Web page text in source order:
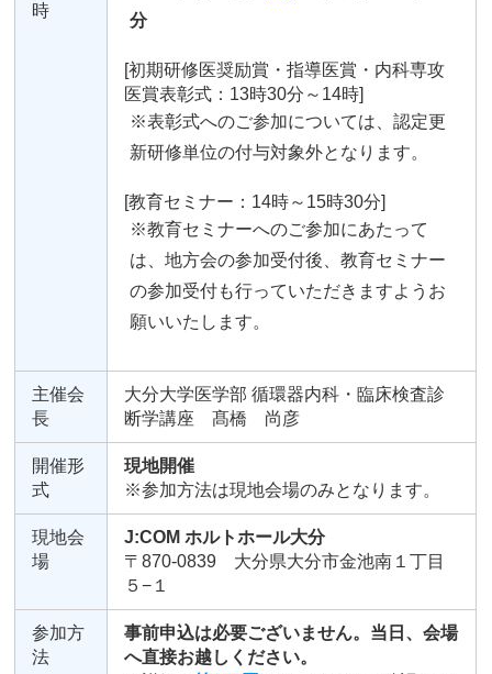
時
分
[初期研修医奨励賞・指導医賞・内科専攻
医賞表彰式：13時30分～14時]
※表彰式へのご参加については、認定更
新研修単位の付与対象外となります。
[教育セミナー：14時～15時30分]
※教育セミナーへのご参加にあたって
は、地方会の参加受付後、教育セミナー
の参加受付も行っていただきますようお
願いいたします。
主催会
長
大分大学医学部 循環器内科・臨床検査診
断学講座 髙橋 尚彦
開催形
式
現地開催
※参加方法は現地会場のみとなります。
現地会
場
J:COM ホルトホール大分
〒870-0839 大分県大分市金池南１丁目
５−１
参加方
法
事前申込は必要ございません。当日、会場
へ直接お越しください。